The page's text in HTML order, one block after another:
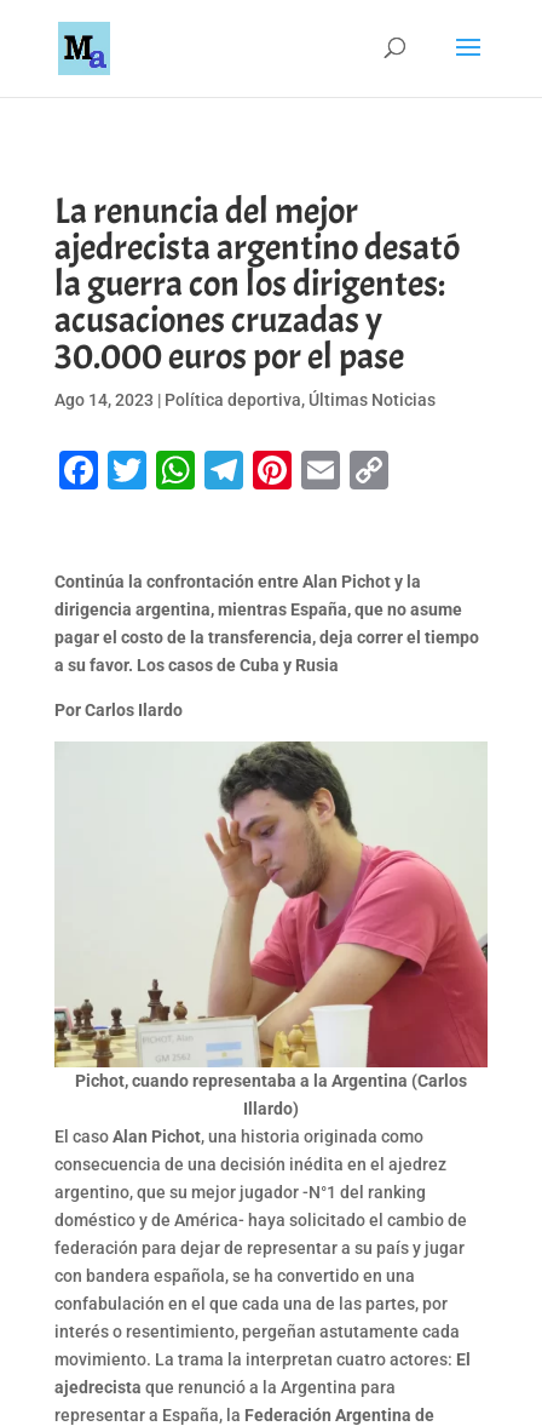
La renuncia del mejor
ajedrecista argentino desató
la guerra con los dirigentes:
acusaciones cruzadas y
30.000 euros por el pase
Ago 14, 2023 | Política deportiva, Últimas Noticias
Facebook
Twitter
WhatsApp
Telegram
Pinterest
EmailCopy
Continúa la confrontación entre Alan Pichot y la
dirigencia argentina, mientras España, que no asume
pagar el costo de la transferencia, deja correr el tiempo
a su favor. Los casos de Cuba y Rusia
Por Carlos Ilardo
Pichot, cuando representaba a la Argentina (Carlos
Illardo)
El casoAlan Pichot, una historia originada como
consecuencia de una decisión inédita en el ajedrez
argentino, que su mejor jugador -N°1 del ranking
doméstico y de América- haya solicitado el cambio de
federación para dejar de representar a su país y jugar
con bandera española, se ha convertido en una
confabulación en el que cada una de las partes, por
interés o resentimiento, pergeñan astutamente cada
movimiento. La trama la interpretan cuatro actores: El
ajedrecista que renunció a la Argentina para
representar a España, la Federación Argentina de